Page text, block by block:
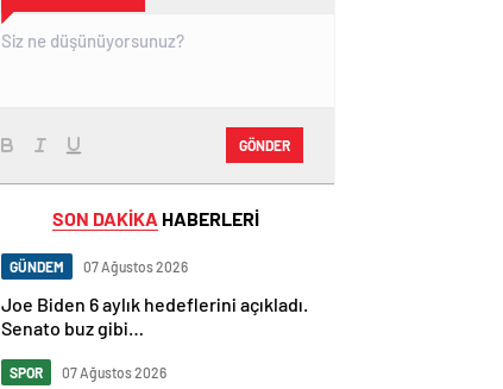
GÖNDER
SON DAKİKA HABERLERİ
GÜNDEM 07 Ağustos 2026
Joe Biden 6 aylık hedeflerini açıkladı.
Senato buz gibi…
SPOR 07 Ağustos 2026